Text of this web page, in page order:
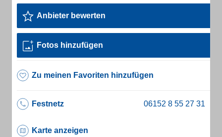
Anbieter bewerten
Fotos hinzufügen
Zu meinen Favoriten hinzufügen
Festnetz
Karte anzeigen